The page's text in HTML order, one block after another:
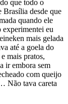
que todo o
Brasília desde que
quando ele
experimentei eu
mais gelada
até a goela do
mais pratos,
ir embora sem
com queijo
Não tava careta